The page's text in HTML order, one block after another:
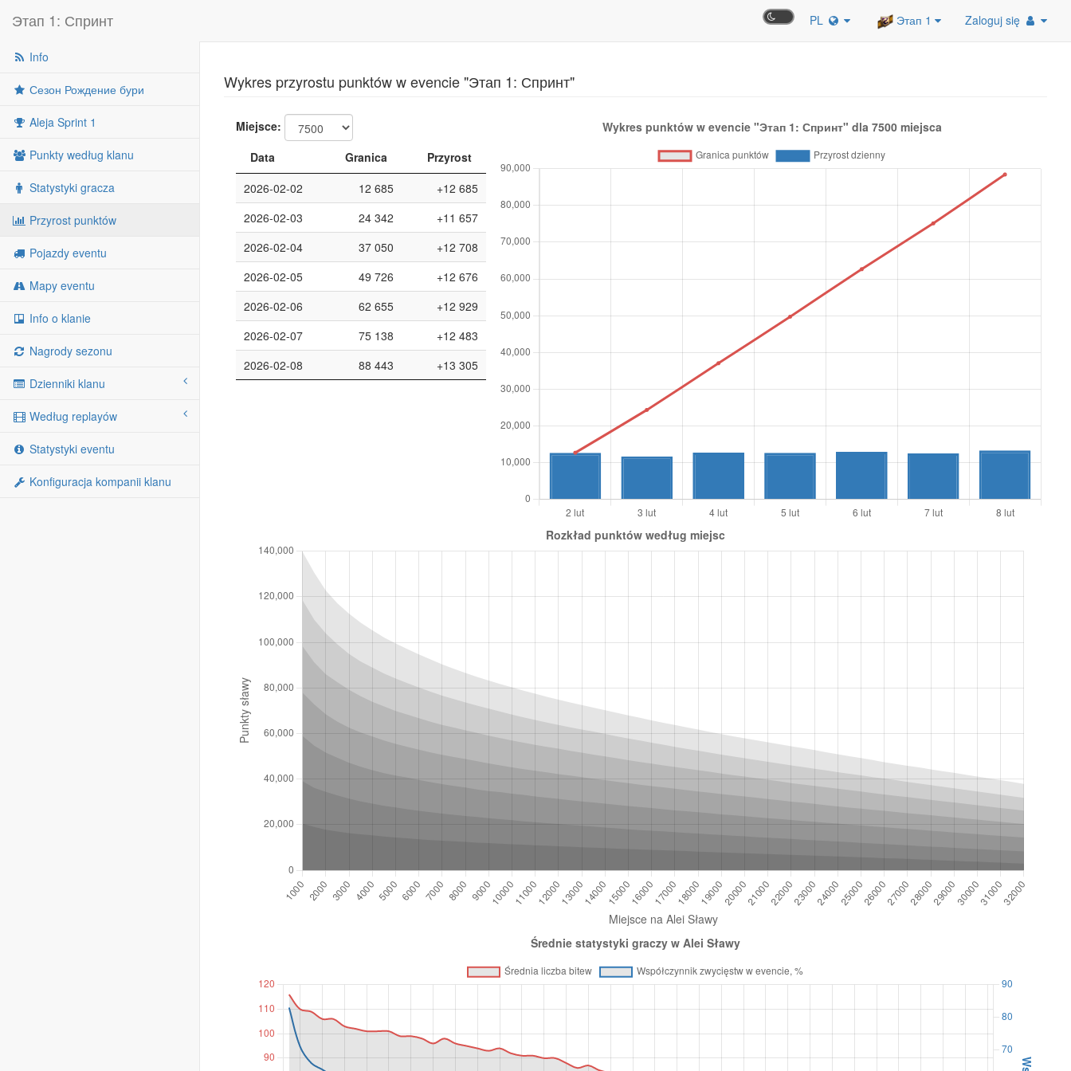
Этап 1: Спринт PL Этап 1 Zaloguj się
Info
Сезон Рождение бури
Aleja Sprint 1
Punkty według klanu
Statystyki gracza
Przyrost punktów
Pojazdy eventu
Mapy eventu
Info o klanie
Nagrody sezonu
Dzienniki klanu
Według replayów
Statystyki eventu
Konfiguracja kompanii klanu
Wykres przyrostu punktów w evencie "Этап 1: Спринт"
Miejsce:
Data
Granica
Przyrost
2026-02-02
12 685
+12 685
2026-02-03
24 342
+11 657
2026-02-04
37 050
+12 708
2026-02-05
49 726
+12 676
2026-02-06
62 655
+12 929
2026-02-07
75 138
+12 483
2026-02-08
88 443 +13 305